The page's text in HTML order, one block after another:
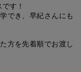
す！
でき、早紀さんにも
方を先着順でお渡し